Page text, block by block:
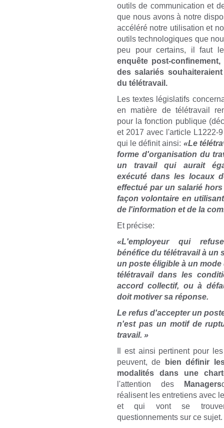
outils de communication et
que nous avons à notre
accéléré notre utilisation et
outils technologiques que
peu pour certains, il faut
enquête post-
des salariés
du télétravail.
Les textes législatifs
en matière de télétravail
pour la fonction publique
et 2017 avec l'article L1222-
qui le définit ainsi: «Le
forme d'organisation du
un travail qui aurait
exécuté dans les locaux
effectué par un salarié
façon volontaire en
de l'information et de la
Et précise:
«L'employeur qui
bénéfice du télétravail à un
un poste éligible à un
télétravail dans les
accord collectif, ou à
doit motiver sa réponse.
Le refus d'accepter un
n'est pas un motif de
travail. »
Il est ainsi pertinent pour
peuvent, de
bien définir
modalités dans une
l'attention des
Managers
réalisent les entretiens avec
et qui vont se
questionnements sur ce sujet.